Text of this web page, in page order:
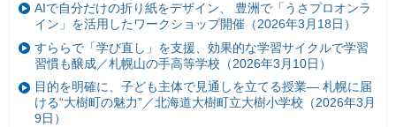
AIで自分だけの折り紙をデザイン、 豊洲で「うさプロオンラ
イン」を活用したワークショップ開催（2026年3月18日）
すららで「学び直し」を支援、効果的な学習サイクルで学習
習慣も醸成／札幌山の手高等学校（2026年3月10日）
目的を明確に、子ども主体で見通しを立てる授業— 札幌に届
ける“大樹町の魅力”／北海道大樹町立大樹小学校（2026年3月
9日）